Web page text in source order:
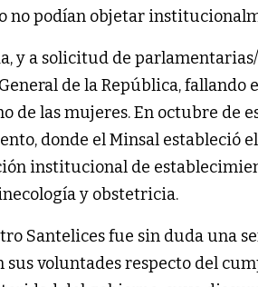
no podían objetar
y a solicitud de
de la República, fallando
las mujeres. En octubre de
donde el Minsal estableció
institucional de
y obstetricia.
Santelices fue sin duda una
sus voluntades respecto del